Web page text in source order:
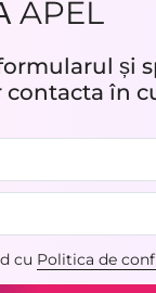
APEL
și
contacta în
cu Politica de